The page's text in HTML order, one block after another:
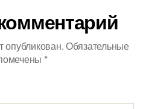
опубликован.Обязательные
*